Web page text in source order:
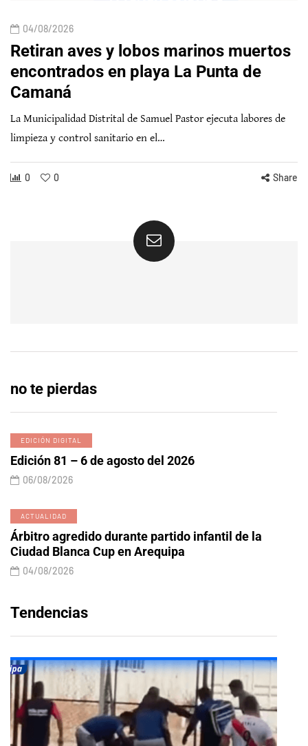
04/08/2026
Retiran aves y lobos marinos muertos
encontrados en playa La Punta de
Camaná
La Municipalidad Distrital de Samuel Pastor ejecuta labores de
limpieza y control sanitario en el…
0 0 Share
no te pierdas
EDICIÓN DIGITAL
Edición 81 – 6 de agosto del 2026
06/08/2026
ACTUALIDAD
Árbitro agredido durante partido infantil de la
Ciudad Blanca Cup en Arequipa
04/08/2026
Tendencias